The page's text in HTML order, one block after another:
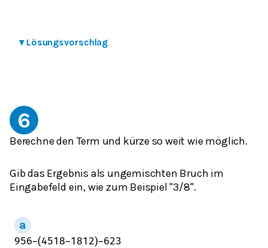
▾ Lösungsvorschlag
6
Berechne den Term und kürze so weit wie möglich.
Gib das Ergebnis als ungemischten Bruch im
Eingabefeld ein, wie zum Beispiel "3/8".
956−(4518−1 812)−623